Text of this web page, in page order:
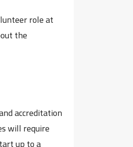
role at
the
accreditation
will require